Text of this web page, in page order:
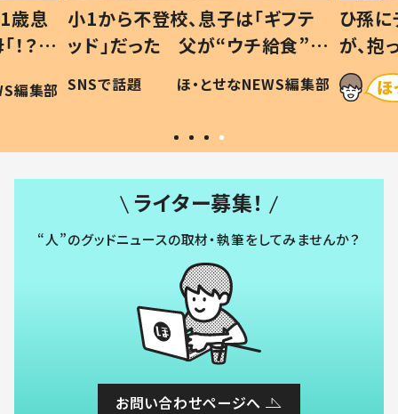
歳息
？」
編集部
小1から不登校、息子は「ギフテ
ッド」だった 父が“ウチ給食”を
作り続ける理由とは #令和の親
#令和の子
SNSで話題 ほ・とせなNEWS編集部
ひ孫
が、
「涙が
い」
ライター募集！
“人”のグッドニュースの取材・執筆をしてみませんか？
お問い合わせページへ